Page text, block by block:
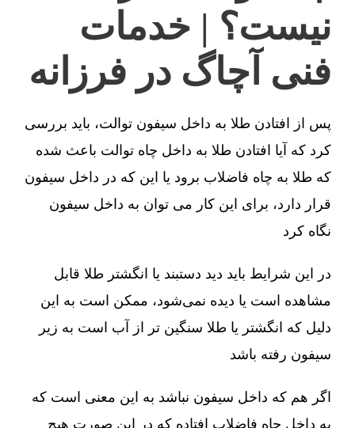
نیست؟ | خدمات
فنی آچاگ در فرزانه
پس از افتادن طلا به داخل سیفون توالت، باید بررسی
کرد که آیا افتادن طلا به داخل چاه توالت باعث شده
که طلا به چاه فاضلاب برود یا این که در داخل سیفون
قرار دارد، برای این کار می توان به داخل سیفون
نگاه کرد
در این شرایط باید دید دستبند یا انگشتر طلا قابل
مشاهده است یا دیده نمی‌شود، ممکن است به این
دلیل که انگشتر یا طلا سنگین تر از آب است به زیر
سیفون رفته باشد
اگر هم که داخل سیفون نباشد به این معنی است که
به داخل چاه فاضلاب افتاده که در این صورت هیچ